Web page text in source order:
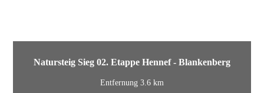
Natursteig Sieg 02. Etappe Hennef - Blankenberg
Entfernung 3.6 km